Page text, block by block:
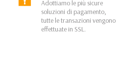
Adottiamo le più sicure
soluzioni di pagamento,
tutte le transazioni vengono
effettuate in SSL.